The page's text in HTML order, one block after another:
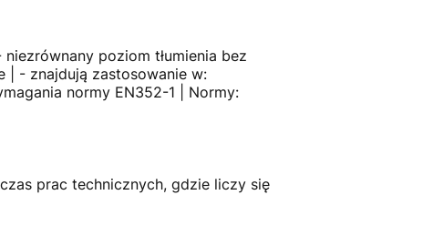
poziom tłumienia bez
| - znajdują zastosowanie w:
normy EN352-1 | Normy:
prac technicznych, gdzie liczy się